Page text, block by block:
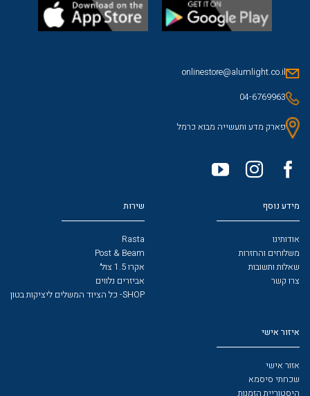
onlinestore@alumlight.co.il
04-6769963
פארק מדע ותעשייה מבוא כרמל
מידע נוסף
אודותינו
משלוחים והחזרות
שאלות ותשובות
צרו קשר
שירות
Rasta
Post & Beam
אקרו 1.5 צול׳
אביזרים נלווים
SHOP- כל הציוד המשלים ליציקות בטון
איזור אישי
אזור אישי
שכחתי סיסמא
היסטוריית הזמנות